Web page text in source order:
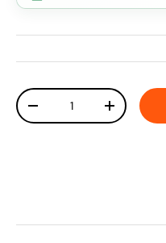
Qté
Diminuer la quantité